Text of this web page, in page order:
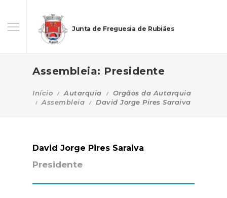
Junta de Freguesia de Rubiães
Assembleia: Presidente
Início Autarquia
Orgãos da Autarquia
Assembleia
David Jorge Pires Saraiva
David Jorge Pires Saraiva
Presidente